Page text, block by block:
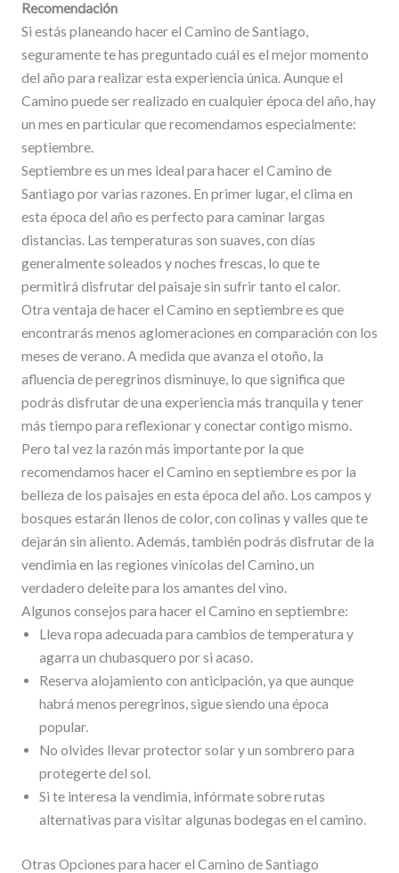
Recomendación
Si estás planeando hacer el Camino de Santiago,
seguramente te has preguntado cuál es el mejor momento
del año para realizar esta experiencia única. Aunque el
Camino puede ser realizado en cualquier época del año, hay
un mes en particular que recomendamos especialmente:
septiembre.
Septiembre es un mes ideal para hacer el Camino de
Santiago por varias razones. En primer lugar, el clima en
esta época del año es perfecto para caminar largas
distancias. Las temperaturas son suaves, con días
generalmente soleados y noches frescas, lo que te
permitirá disfrutar del paisaje sin sufrir tanto el calor.
Otra ventaja de hacer el Camino en septiembre es que
encontrarás menos aglomeraciones en comparación con los
meses de verano. A medida que avanza el otoño, la
afluencia de peregrinos disminuye, lo que significa que
podrás disfrutar de una experiencia más tranquila y tener
más tiempo para reflexionar y conectar contigo mismo.
Pero tal vez la razón más importante por la que
recomendamos hacer el Camino en septiembre es por la
belleza de los paisajes en esta época del año. Los campos y
bosques estarán llenos de color, con colinas y valles que te
dejarán sin aliento. Además, también podrás disfrutar de la
vendimia en las regiones vinícolas del Camino, un
verdadero deleite para los amantes del vino.
Algunos consejos para hacer el Camino en septiembre:
Lleva ropa adecuada para cambios de temperatura y
agarra un chubasquero por si acaso.
Reserva alojamiento con anticipación, ya que aunque
habrá menos peregrinos, sigue siendo una época
popular.
No olvides llevar protector solar y un sombrero para
protegerte del sol.
Si te interesa la vendimia, infórmate sobre rutas
alternativas para visitar algunas bodegas en el camino.
Otras Opciones para hacer el Camino de Santiago